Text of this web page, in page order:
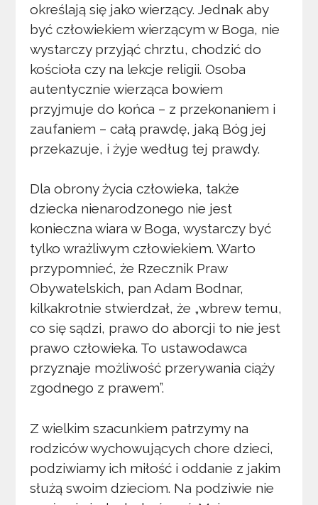
określają się jako wierzący. Jednak aby
być człowiekiem wierzącym w Boga, nie
wystarczy przyjąć chrztu, chodzić do
kościoła czy na lekcje religii. Osoba
autentycznie wierząca bowiem
przyjmuje do końca – z przekonaniem i
zaufaniem – całą prawdę, jaką Bóg jej
przekazuje, i żyje według tej prawdy.
Dla obrony życia człowieka, także
dziecka nienarodzonego nie jest
konieczna wiara w Boga, wystarczy być
tylko wrażliwym człowiekiem. Warto
przypomnieć, że Rzecznik Praw
Obywatelskich, pan Adam Bodnar,
kilkakrotnie stwierdzał, że „wbrew temu,
co się sądzi, prawo do aborcji to nie jest
prawo człowieka. To ustawodawca
przyznaje możliwość przerywania ciąży
zgodnego z prawem”.
Z wielkim szacunkiem patrzymy na
rodziców wychowujących chore dzieci,
podziwiamy ich miłość i oddanie z jakim
służą swoim dzieciom. Na podziwie nie